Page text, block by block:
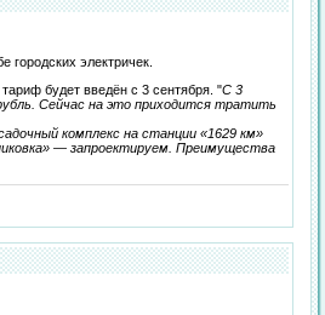
электричек.
будет введён с 3 сентября. "С 3
Сейчас на это приходится тратить
комплекс на станции «1629 км»
— запроектируем. Преимущества